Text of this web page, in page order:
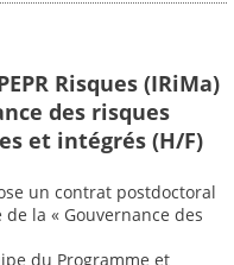
Risques (IRiMa)
des risques
et intégrés (H/F)
un contrat postdoctoral
la « Gouvernance des
du Programme et